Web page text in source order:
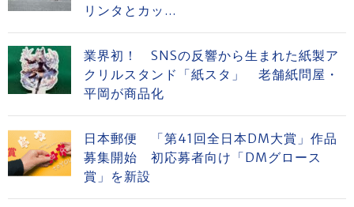
リンタとカッ...
業界初！ SNSの反響から生まれた紙製ア
クリルスタンド「紙スタ」 老舗紙問屋・
平岡が商品化
日本郵便 「第41回全日本DM大賞」作品
募集開始 初応募者向け「DMグロース
賞」を新設